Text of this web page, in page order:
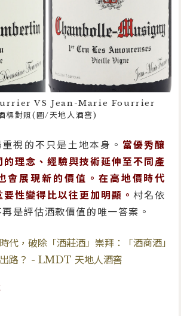
VS Jean-Marie Fourrier
標對照(圖/天地人酒窖)
視的不只是土地本身。 當優秀釀
的理念、經驗與技術延伸至不同產
會展現新的價值。在高地價時代
要性變得比以往更加明顯。村名依
是評估酒款價值的唯一答案。
代，破除「酒莊酒」崇拜：「酒商酒」
路？ - LMDT 天地人酒窖